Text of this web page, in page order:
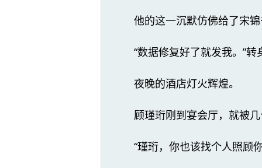
他的这一沉默仿佛给了宋
“数据修复好了就发我。”
夜晚的酒店灯火辉煌。
顾瑾珩刚到宴会厅，就被
“瑾珩，你也该找个人照顾